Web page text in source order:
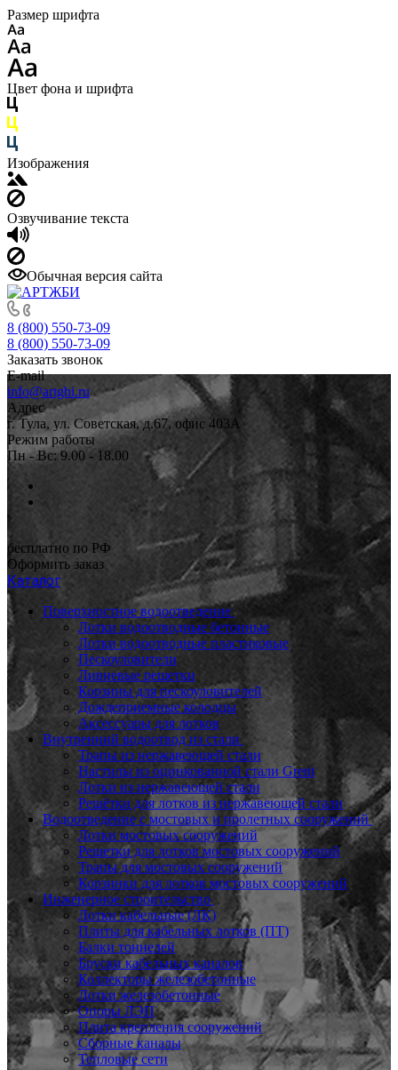
Размер шрифта
Цвет фона и шрифта
Изображения
Озвучивание текста
Обычная версия сайта
8 (800) 550-73-09
8 (800) 550-73-09
Заказать звонок
E-mail
info@artgbi.ru
Адрес
г. Тула, ул. Советская, д.67, офис 403А
Режим работы
Пн - Вс: 9.00 - 18.00
бесплатно по РФ
Оформить заказ
Каталог
Поверхностное водоотведение
Лотки водоотводные бетонные
Лотки водоотводные пластиковые
Пескоуловители
Ливневые решетки
Корзины для пескоуловителей
Дождеприемные колодцы
Аксессуары для лотков
Внутренний водоотвод из стали
Трапы из нержавеющей стали
Настилы из оцинкованной стали Grent
Лотки из нержавеющей стали
Решётки для лотков из нержавеющей стали
Водоотведение с мостовых и пролетных сооружений
Лотки мостовых сооружений
Решетки для лотков мостовых сооружений
Трапы для мостовых сооружений
Корзинки для лотков мостовых сооружений
Инженерное строительство
Лотки кабельные (ЛК)
Плиты для кабельных лотков (ПТ)
Балки тоннелей
Бруски кабельных каналов
Коллекторы железобетонные
Лотки железобетонные
Опоры ЛЭП
Плита крепления сооружений
Сборные каналы
Тепловые сети